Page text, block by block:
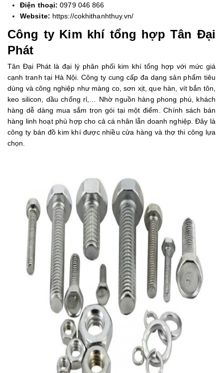
Điện thoại: 0979 046 866
Website: https://cokhithanhthuy.vn/
Công ty Kim khí tổng hợp Tân Đại
Phát
Tân Đại Phát là đại lý phân phối kim khí tổng hợp với mức giá
cạnh tranh tại Hà Nội. Công ty cung cấp đa dạng sản phẩm tiêu
dùng và công nghiệp như màng co, sơn xịt, que hàn, vít bắn tôn,
keo silicon, dầu chống rỉ,… Nhờ nguồn hàng phong phú, khách
hàng dễ dàng mua sắm trọn gói tại một điểm. Chính sách bán
hàng linh hoạt phù hợp cho cả cá nhân lẫn doanh nghiệp. Đây là
công ty bán đồ kim khí được nhiều cửa hàng và thợ thi công lựa
chọn.